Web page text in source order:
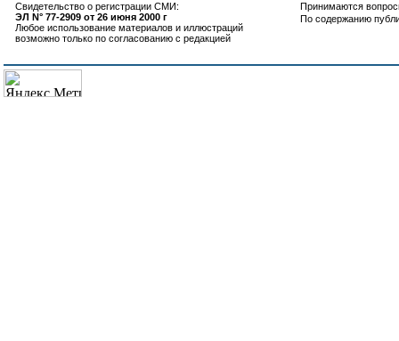
Свидетельство о регистрации СМИ:
ЭЛ N° 77-2909 от 26 июня 2000 г
Любое использование материалов и иллюстраций
возможно только по согласованию с редакцией
Принимаются
По содержанию